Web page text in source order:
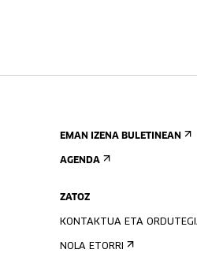
EMAN IZENA BULETINEAN
AGENDA
ZATOZ
KONTAKTUA ETA
NOLA ETORRI